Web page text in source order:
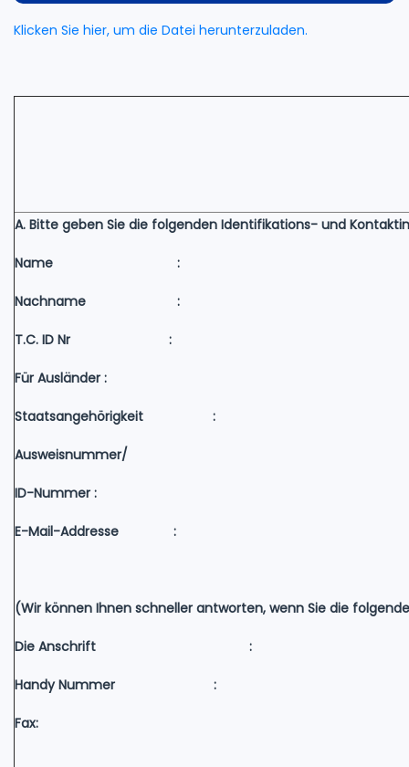
Klicken Sie hier, um die Datei herunterzuladen.
A. Bitte geben Sie die folgenden Identifikations- und
Name :
Nachname :
T.C. ID Nr :
Für Ausländer :
Staatsangehörigkeit :
Ausweisnummer/
ID-Nummer :
E-Mail-Addresse :
(Wir können Ihnen schneller antworten, wenn Sie die
Die Anschrift :
Handy Nummer :
Fax: